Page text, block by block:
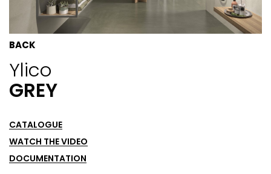
BACK
Ylico
GREY
CATALOGUE
WATCH THE VIDEO
DOCUMENTATION